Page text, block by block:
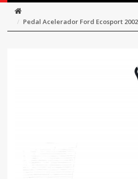
Pedal Acelerador Ford Ecosport 2002